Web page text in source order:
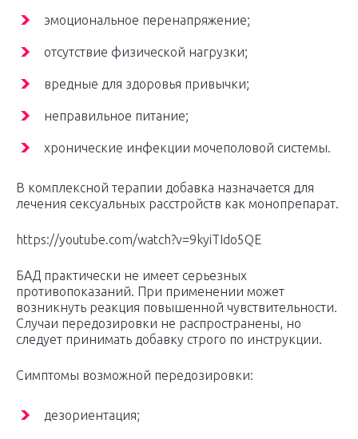
эмоциональное перенапряжение;
отсутствие физической нагрузки;
вредные для здоровья привычки;
неправильное питание;
хронические инфекции мочеполовой системы.
В комплексной терапии добавка назначается для
лечения сексуальных расстройств как монопрепарат.
https://youtube.com/watch?v=9kyiTIdo5QE
БАД практически не имеет серьезных
противопоказаний. При применении может
возникнуть реакция повышенной чувствительности.
Случаи передозировки не распространены, но
следует принимать добавку строго по инструкции.
Симптомы возможной передозировки:
дезориентация;